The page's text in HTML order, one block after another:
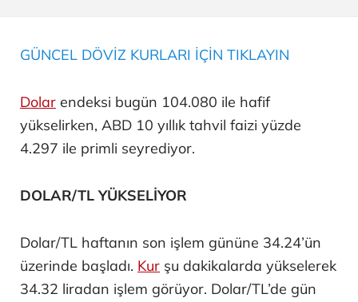
GÜNCEL DÖVİZ KURLARI İÇİN TIKLAYIN
Dolar endeksi bugün 104.080 ile hafif
yükselirken, ABD 10 yıllık tahvil faizi yüzde
4.297 ile primli seyrediyor.
DOLAR/TL YÜKSELİYOR
Dolar/TL haftanın son işlem gününe 34.24’ün
üzerinde başladı. Kur şu dakikalarda yükselerek
34.32 liradan işlem görüyor. Dolar/TL’de gün